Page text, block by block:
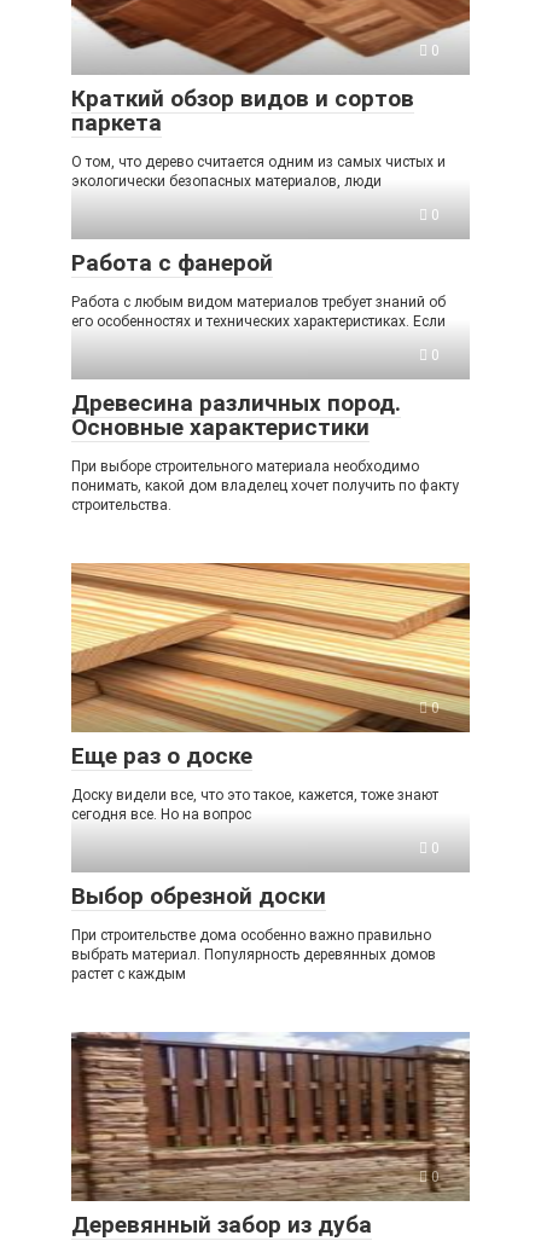
0
Краткий обзор видов и сортов
паркета
О том, что дерево считается одним из самых чистых и
экологически безопасных материалов, люди
0
Работа с фанерой
Работа с любым видом материалов требует знаний об
его особенностях и технических характеристиках. Если
0
Древесина различных пород.
Основные характеристики
При выборе строительного материала необходимо
понимать, какой дом владелец хочет получить по факту
строительства.
0
Еще раз о доске
Доску видели все, что это такое, кажется, тоже знают
сегодня все. Но на вопрос
0
Выбор обрезной доски
При строительстве дома особенно важно правильно
выбрать материал. Популярность деревянных домов
растет с каждым
0
Деревянный забор из дуба